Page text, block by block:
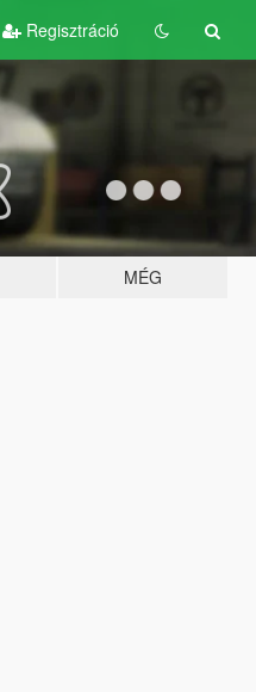
Regisztráció
MÉG